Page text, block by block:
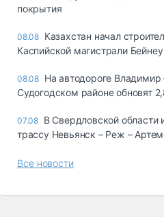
покрытия
08.08 Казахстан начал
Каспийской магистрали
08.08 На автодороге
Судогодском районе обновят
07.08 В Свердловской области
трассу Невьянск – Реж –
Все новости